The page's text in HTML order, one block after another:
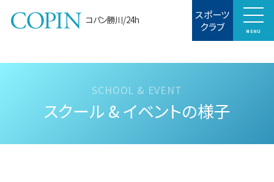
コパン勝川/24h スポーツ
クラブ MENU
スクール & イベントの様子